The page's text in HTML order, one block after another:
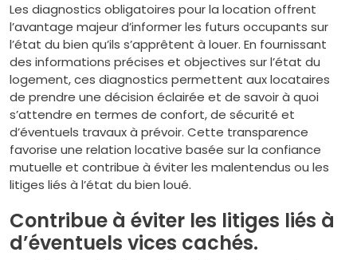
Les diagnostics obligatoires pour la location offrent
l’avantage majeur d’informer les futurs occupants sur
l’état du bien qu’ils s’apprêtent à louer. En fournissant
des informations précises et objectives sur l’état du
logement, ces diagnostics permettent aux locataires
de prendre une décision éclairée et de savoir à quoi
s’attendre en termes de confort, de sécurité et
d’éventuels travaux à prévoir. Cette transparence
favorise une relation locative basée sur la confiance
mutuelle et contribue à éviter les malentendus ou les
litiges liés à l’état du bien loué.
Contribue à éviter les litiges liés à
d’éventuels vices cachés.